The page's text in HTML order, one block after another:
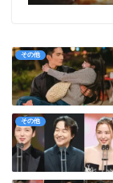
その他
その他